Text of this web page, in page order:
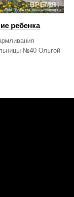
ребенка
№40 Ольгой